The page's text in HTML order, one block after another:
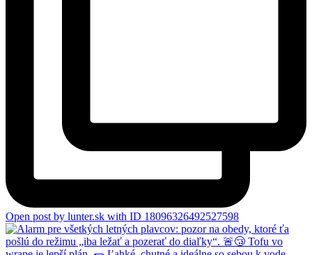
Open post by lunter.sk with ID 18096326492527598